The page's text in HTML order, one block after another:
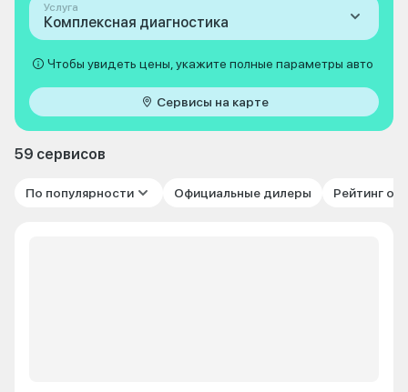
Услуга
Комплексная диагностика
Чтобы увидеть цены, укажите полные параметры авто
Сервисы на карте
59 сервисов
По популярности Официальные дилеры Рейтинг